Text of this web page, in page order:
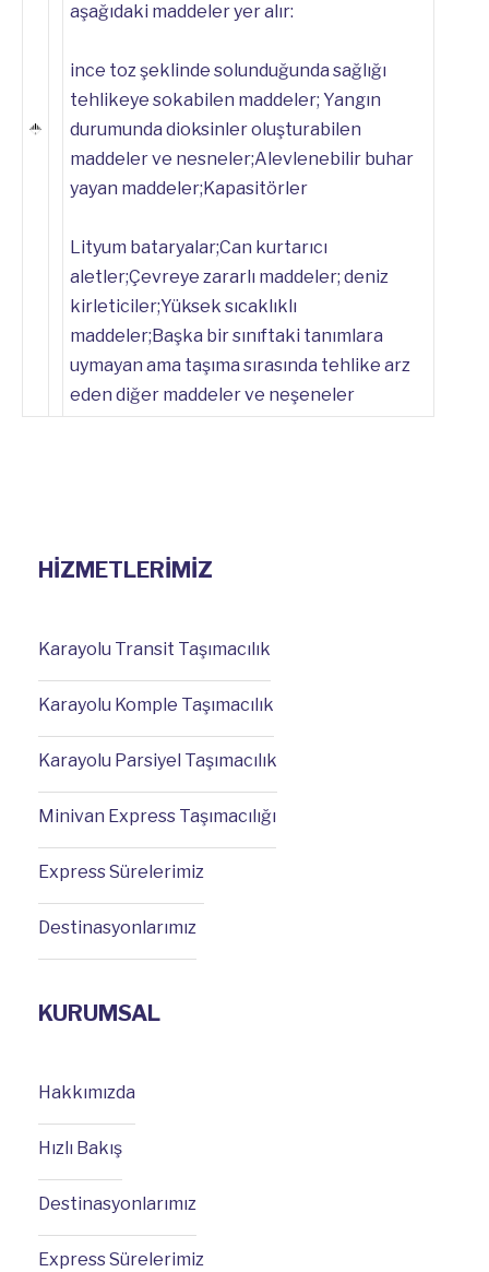
aşağıdaki maddeler yer alır:
ince toz şeklinde solunduğunda sağlığı
tehlikeye sokabilen maddeler; Yangın
durumunda dioksinler oluşturabilen
maddeler ve nesneler;Alevlenebilir buhar
yayan maddeler;Kapasitörler
Lityum bataryalar;Can kurtarıcı
aletler;Çevreye zararlı maddeler; deniz
kirleticiler;Yüksek sıcaklıklı
maddeler;Başka bir sınıftaki tanımlara
uymayan ama taşıma sırasında tehlike arz
eden diğer maddeler ve neşeneler
HİZMETLERİMİZ
Karayolu Transit Taşımacılık
Karayolu Komple Taşımacılık
Karayolu Parsiyel Taşımacılık
Minivan Express Taşımacılığı
Express Sürelerimiz
Destinasyonlarımız
KURUMSAL
Hakkımızda
Hızlı Bakış
Destinasyonlarımız
Express Sürelerimiz